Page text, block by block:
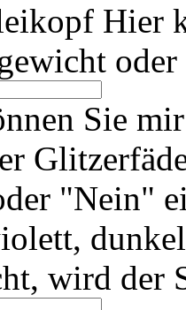
Hier
Sie
"Nein"
wird der